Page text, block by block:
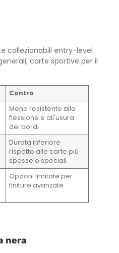
collezionabili entry-level
carte sportive per il
Contro
Meno resistente alla
flessione e all'usura
dei bordi
Durata inferiore
rispetto alle carte più
spesse o speciali
Opzioni limitate per
finiture avanzate
nera